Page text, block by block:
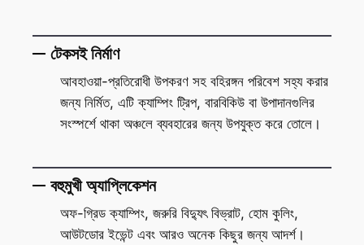
টেকসই নির্মাণ
আবহাওয়া-প্রতিরোধী উপকরণ সহ বহিরঙ্গন পরিবেশ সহ্য করার
জন্য নির্মিত, এটি ক্যাম্পিং ট্রিপ, বারবিকিউ বা উপাদানগুলির
সংস্পর্শে থাকা অঞ্চলে ব্যবহারের জন্য উপযুক্ত করে তোলে।
বহুমুখী অ্যাপ্লিকেশন
অফ-গ্রিড ক্যাম্পিং, জরুরি বিদ্যুৎ বিভ্রাট, হোম কুলিং,
আউটডোর ইভেন্ট এবং আরও অনেক কিছুর জন্য আদর্শ।